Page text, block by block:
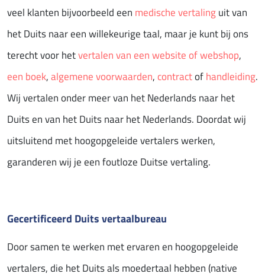
veel klanten bijvoorbeeld een medische vertalinguit van
het Duits naar een willekeurige taal, maar je kunt bij ons
terecht voor hetvertalen van een website of webshop,
een boek,algemene voorwaarden, contractofhandleiding.
Wij vertalen onder meer van het Nederlands naar het
Duits en van het Duits naar het Nederlands. Doordat wij
uitsluitend met hoogopgeleide vertalers werken,
garanderen wij je een foutloze Duitse vertaling.
Gecertificeerd Duits vertaalbureau
Door samen te werken met ervaren en hoogopgeleide
vertalers, die het Duits als moedertaal hebben (native